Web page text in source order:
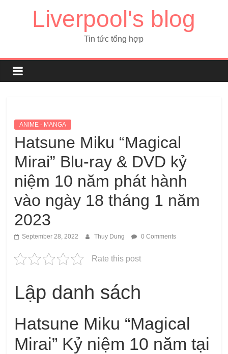
Liverpool's blog
Tin tức tổng hợp
ANIME - MANGA
Hatsune Miku “Magical
Mirai” Blu-ray & DVD kỷ
niệm 10 năm phát hành
vào ngày 18 tháng 1 năm
2023
September 28, 2022 Thuy Dung 0 Comments
Rate this post
Lập danh sách
Hatsune Miku “Magical
Mirai” Kỷ niệm 10 năm tại